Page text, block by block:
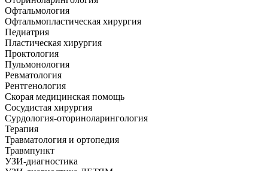
Офтальмология
Офтальмопластическая хирургия
Педиатрия
Пластическая хирургия
Проктология
Пульмонология
Ревматология
Рентгенология
Скорая медицинская помощь
Сосудистая хирургия
Сурдология-оториноларингология
Терапия
Травматология и ортопедия
Травмпункт
УЗИ-диагностика